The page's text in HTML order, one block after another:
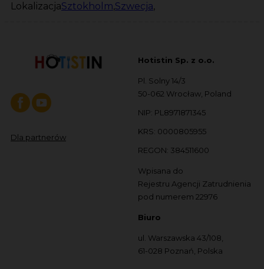
LokalizacjaSztokholm,Szwecja,
Dla partnerów
Hotistin Sp. z o.o.
Pl. Solny 14/3
50-062 Wrocław, Poland
NIP: PL8971871345
KRS: 0000805955
REGON: 384511600
Wpisana do
Rejestru Agencji Zatrudnienia
pod numerem 22976
Biuro
ul. Warszawska 43/108,
61-028 Poznań, Polska